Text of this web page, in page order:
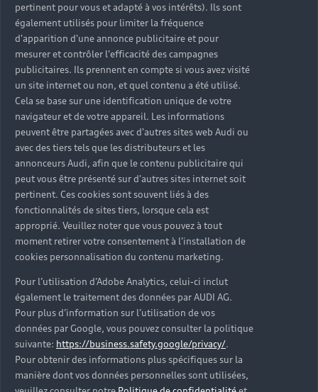
pertinent pour vous et adapté à vos intérêts). Ils sont
également utilisés pour limiter la fréquence
d'apparition d'une annonce publicitaire et pour
mesurer et contrôler l'efficacité des campagnes
publicitaires. Ils prennent en compte si vous avez visité
un site internet ou non, et quel contenu a été utilisé.
Cela se base sur une identification unique de votre
navigateur et de votre appareil. Les informations
peuvent être partagées avec d'autres sites web Audi ou
avec des tiers tels que les distributeurs et les
annonceurs Audi, afin que le contenu publicitaire qui
peut vous être présenté sur d'autres sites internet soit
pertinent. Ces cookies sont souvent liés à des
fonctionnalités de sites tiers, lorsque cela est
approprié. Veuillez noter que vous pouvez à tout
moment retirer votre consentement à l'installation de
cookies personnalisation du contenu marketing.
Pour l’utilisation d’Adobe Analytics, celui-ci inclut
également le traitement des données par AUDI AG.
Pour plus d’information sur l’utilisation de vos
données par Google, vous pouvez consulter la politique
suivante: https://business.safety.google/privacy/.
Pour obtenir des informations plus spécifiques sur la
manière dont vos données personnelles sont utilisées,